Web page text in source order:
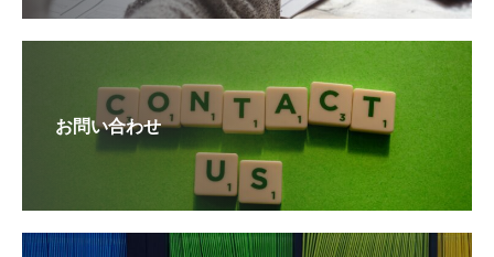
お問い合わせ